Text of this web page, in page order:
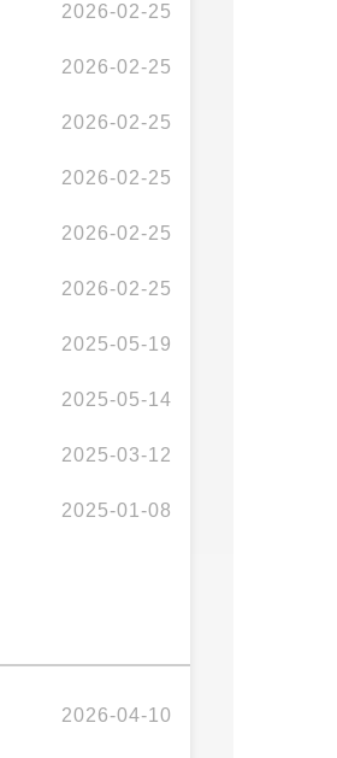
2026-02-25
2026-02-25
2026-02-25
2026-02-25
2026-02-25
2026-02-25
2025-05-19
2025-05-14
2025-03-12
2025-01-08
2026-04-10